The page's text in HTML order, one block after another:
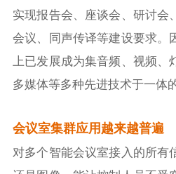
实现报告会、座谈会、研讨会
会议、同声传译等建设要求。
上已发展成为集音频、视频、
多媒体等多种先进技术于一体
会议室集群应用越来越普遍
对多个智能会议室接入的所有